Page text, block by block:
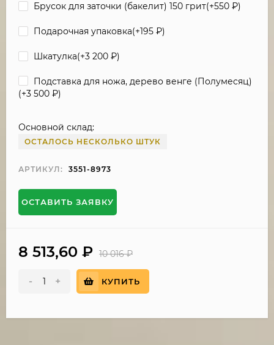
Брусок для заточки (бакелит) 150 грит(+550 ₽)
Подарочная упаковка(+195 ₽)
Шкатулка(+3 200 ₽)
Подставка для ножа, дерево венге (Полумесяц)
(+3 500 ₽)
Основной склад:
ОСТАЛОСЬ НЕСКОЛЬКО ШТУК
АРТИКУЛ: 3551-8973
ОСТАВИТЬ ЗАЯВКУ
8 513,60 ₽ 10 016₽
- + КУПИТЬ